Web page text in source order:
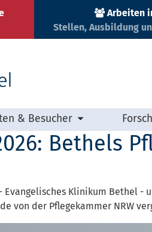
Arbeiten
Stellen, Ausbildung
& Besucher
Bethels
Evangelisches Klinikum Bethel
von der Pflegekammer NRW